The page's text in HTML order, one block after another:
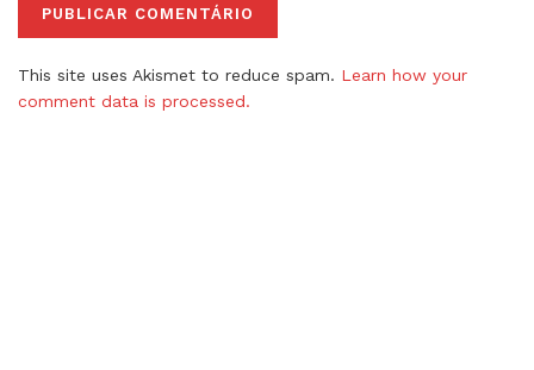
This site uses Akismet to reduce spam. Learn how your
comment data is processed.